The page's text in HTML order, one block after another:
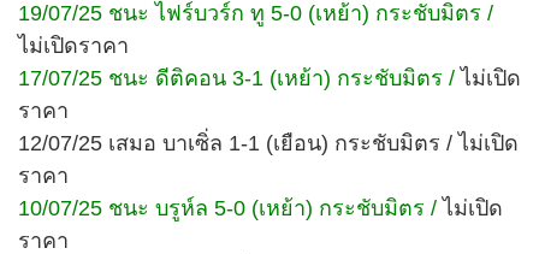
19/07/25 ชนะ ไฟร์บวร์ก ทู 5-0 (เหย้า) กระชับมิตร /
ไม่เปิดราคา
17/07/25 ชนะ ดีติคอน 3-1 (เหย้า) กระชับมิตร / ไม่เปิด
ราคา
12/07/25 เสมอ บาเซิ่ล 1-1 (เยือน) กระชับมิตร / ไม่เปิด
ราคา
10/07/25 ชนะ บรูห์ล 5-0 (เหย้า) กระชับมิตร / ไม่เปิด
ราคา